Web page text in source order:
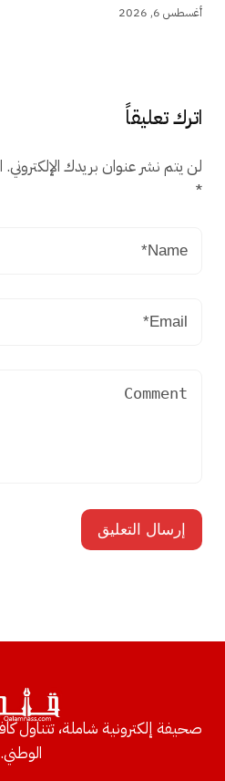
أغسطس 6, 2026
اترك تعليقاً
لن يتم نشر عنوان بريدك الإلكتروني.
*
صحيفة إلكترونية شاملة، تتناول
الوطني.